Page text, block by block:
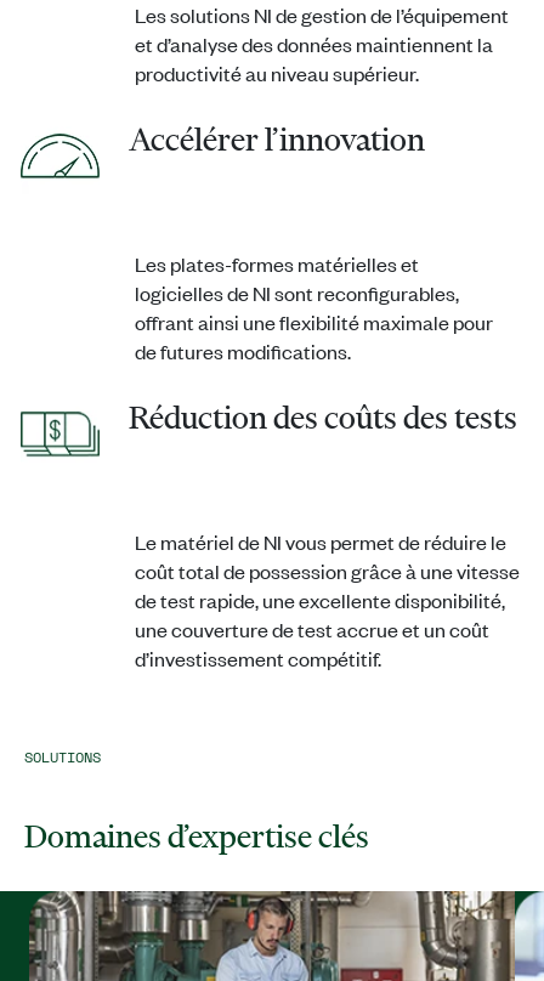
Les solutions NI de gestion de l’équipement
et d’analyse des données maintiennent la
productivité au niveau supérieur.
Accélérer l’innovation
Les plates-formes matérielles et
logicielles de NI sont reconfigurables,
offrant ainsi une flexibilité maximale pour
de futures modifications.
Réduction des coûts des tests
Le matériel de NI vous permet de réduire le
coût total de possession grâce à une vitesse
de test rapide, une excellente disponibilité,
une couverture de test accrue et un coût
d’investissement compétitif.
SOLUTIONS
Domaines d’expertise clés